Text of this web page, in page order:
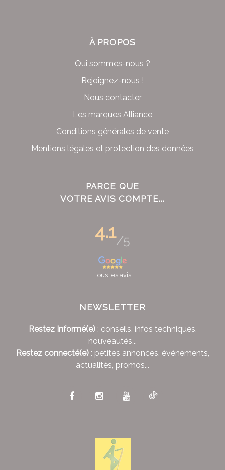
À PROPOS
Qui sommes-nous ?
Rejoignez-nous !
Nous contacter
Les marques Alliance
Conditions générales de vente
Mentions légales et protection des données
PARCE QUE
VOTRE AVIS COMPTE...
4.1/5
Tous les avis
NEWSLETTER
Restez Informé(e): conseils, infos techniques,
nouveautés...
Restez connecté(e): petites annonces, événements,
actualités, promos...